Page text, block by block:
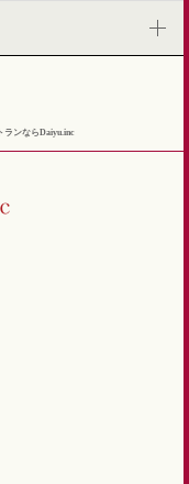
ランならDaiyu.inc